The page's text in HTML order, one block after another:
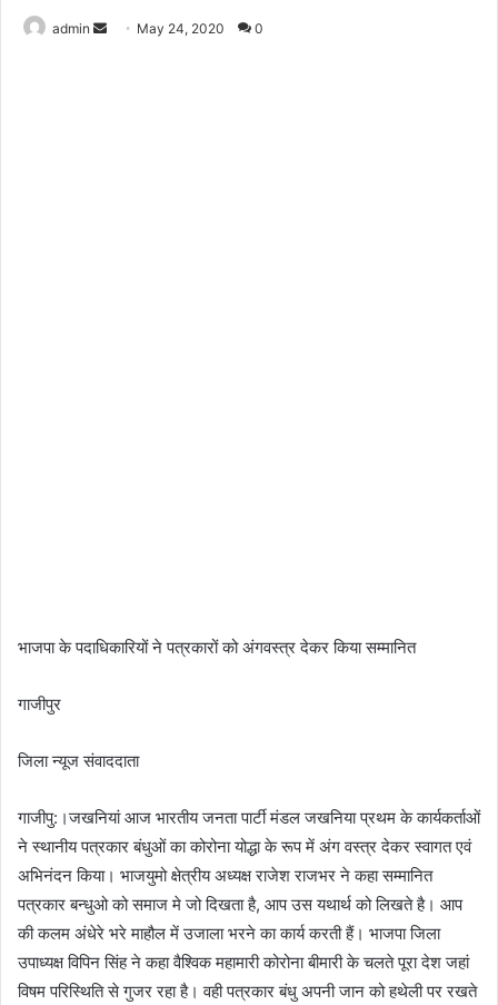
admin
Send May 24, 2020 0
भाजपा के पदाधिकारियों ने पत्रकारों को अंगवस्त्र देकर किया सम्मानित
गाजीपुर
जिला न्यूज संवाददाता
गाजीपु:।जखनियां आज भारतीय जनता पार्टी मंडल जखनिया प्रथम के कार्यकर्ताओं
ने स्थानीय पत्रकार बंधुओं का कोरोना योद्धा के रूप में अंग वस्त्र देकर स्वागत एवं
अभिनंदन किया। भाजयुमो क्षेत्रीय अध्यक्ष राजेश राजभर ने कहा सम्मानित
पत्रकार बन्धुओ को समाज मे जो दिखता है, आप उस यथार्थ को लिखते है। आप
की कलम अंधेरे भरे माहौल में उजाला भरने का कार्य करती हैं। भाजपा जिला
उपाध्यक्ष विपिन सिंह ने कहा वैश्विक महामारी कोरोना बीमारी के चलते पूरा देश जहां
विषम परिस्थिति से गुजर रहा है। वही पत्रकार बंधु अपनी जान को हथेली पर रखते